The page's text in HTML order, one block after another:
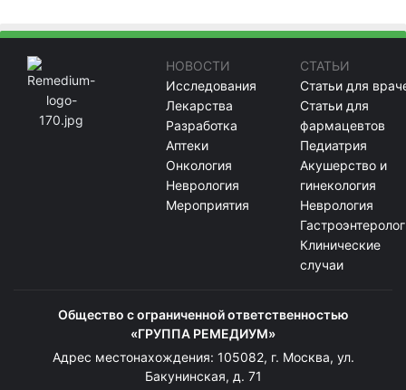
НОВОСТИ
Исследования
Лекарства
Разработка
Аптеки
Онкология
Неврология
Мероприятия
СТАТЬИ
Статьи для
Статьи для
фармацевтов
Педиатрия
Акушерство и
гинекология
Неврология
Клинические
случаи
Общество с ограниченной ответственностью
«ГРУППА РЕМЕДИУМ»
Адрес местонахождения: 105082, г. Москва, ул.
Бакунинская, д. 71